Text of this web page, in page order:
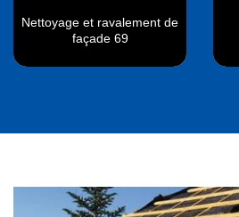
Nettoyage et ravalement de
façade 69